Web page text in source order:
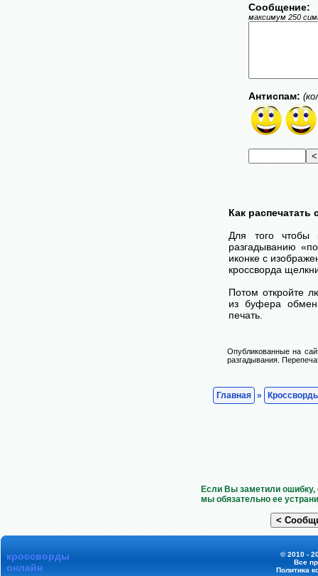
Сообщение:
максимум 250
Антиспам:
Как
Для того чтобы
разгадыванию
иконке с
кроссворда
Потом откройте
из буфера
печать.
Опубликованные на
разгадывания.
Главная »
Если Вы заметили
мы обязательно ее
кроссворды
онлайн
© 2010 -
Все
Политика